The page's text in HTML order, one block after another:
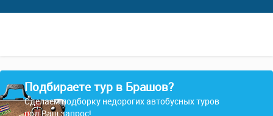
Подбираете тур в Брашов?
Сделаем подборку недорогих автобусных туров
под Ваш запрос!